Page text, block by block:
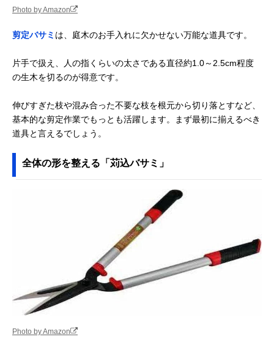
Photo by Amazon
剪定バサミ は、庭木のお手入れに欠かせない万能な道具です。
片手で扱え、人の指くらいの太さである直径約1.0～2.5cm程度
の生木を切るのが得意です。
伸びすぎた枝や混み合った不要な枝を根元から切り落とすなど、
基本的な剪定作業でもっとも活躍します。まず最初に揃えるべき
道具と言えるでしょう。
全体の形を整える「苅込バサミ」
Photo by Amazon